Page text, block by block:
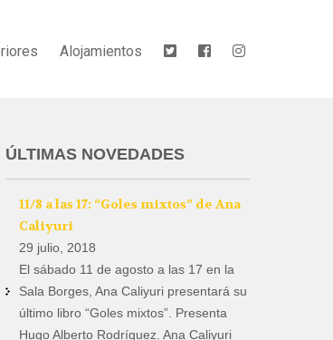
Alojamientos
ÚLTIMAS NOVEDADES
11/8 a las 17: “Goles mixtos” de Ana
Caliyuri
29 julio, 2018
El sábado 11 de agosto a las 17 en la
Sala Borges, Ana Caliyuri presentará su
último libro “Goles mixtos”. Presenta
Hugo Alberto Rodríguez. Ana Caliyuri